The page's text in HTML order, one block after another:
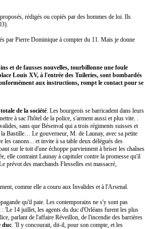
rédigés ou copiés par des hommes de loi. Ils
par Pierre Dominique à compter du 11. Mais je donne
et de fausses nouvelles, tourbillonne une foule
Louis XV, à l'entrée des Tuileries, sont bombardés
aux instructions, rompt le contact pour se
de la société . Les bourgeois se barricadent dans leurs
à sac l'hôtel de la police, s'arment aussi et plus vite. .
sans que Bésenval qui a trois régiments suisses et
Bastille… Le gouverneur, M. de Launay, avec sa petite
canons... et invite à sa table deux délégués des
sur le toit d'une échoppe parviennent à briser les chaînes
elle contraint Launay à capituler contre la promesse qu'il
prévot des marchands Flesselles est massacré,
comme elle a couru aux Invalides et à l'Arsenal.
qu'il paie. Les contemporains ne s'y sont pas
'Le 14 juillet, les agents du duc d'Orléans furent les plus
parlant de l'affaire Réveillon, de l'incendie des barrières
duc . 'Il y concourait, dit-il, pour son compte, et les